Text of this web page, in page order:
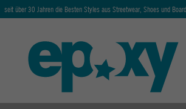
seit über 30 Jahren die Besten Styles aus Streetwear, Shoes und